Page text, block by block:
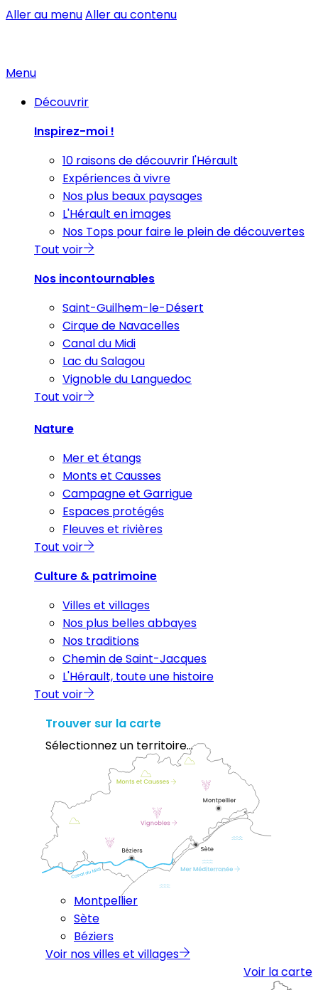
Aller au menuAller au contenu
Menu
Découvrir
Inspirez-moi !
10 raisons de découvrir l'Hérault
Expériences à vivre
Nos plus beaux paysages
L'Hérault en images
Nos Tops pour faire le plein de découvertes
Tout voir
Nos incontournables
Saint-Guilhem-le-Désert
Cirque de Navacelles
Canal du Midi
Lac du Salagou
Vignoble du Languedoc
Tout voir
Nature
Mer et étangs
Monts et Causses
Campagne et Garrigue
Espaces protégés
Fleuves et rivières
Tout voir
Culture & patrimoine
Villes et villages
Nos plus belles abbayes
Nos traditions
Chemin de Saint-Jacques
L'Hérault, toute une histoire
Tout voir
Trouver sur la carte
Sélectionnez un territoire...
Montpellier
Sète
Béziers
Voir nos villes et villages
Voir la carte